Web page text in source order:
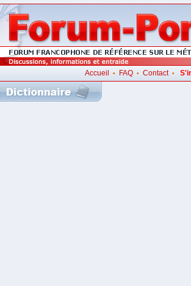
Accueil • FAQ• Contact•